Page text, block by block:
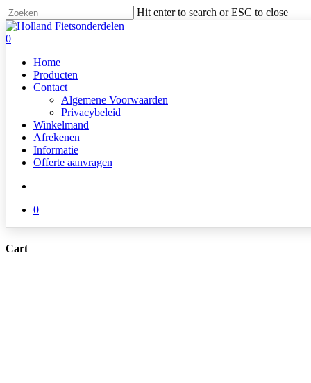
Skip
to
main
Hit enter to search or ESC to close
Close
Search
search
0
Home
Producten
Contact
Algemene Voorwaarden
Privacybeleid
Winkelmand
Afrekenen
Informatie
Offerte aanvragen
0
Cart